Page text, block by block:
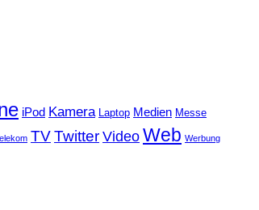
iPod Kamera Laptop Medien Messe
TVTwitter Video Web Werbung